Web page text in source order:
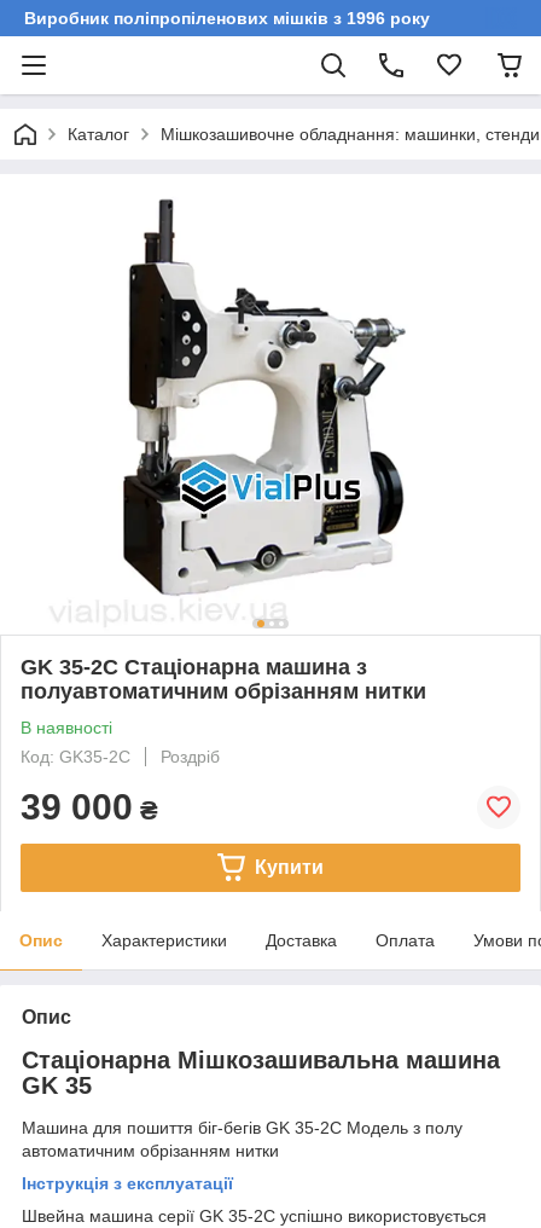
Виробник поліпропіленових мішків з 1996 року
Каталог Мішкозашивочне обладнання: машинки,
GK 35-2C Стаціонарна машина з
полуавтоматичним обрізанням нитки
В наявності
Код: GK35-2C
Роздріб
39 000 ₴
Купити
Опис Характеристики Доставка Оплата Умови
Опис
Стаціонарна Мішкозашивальна машина
GK 35
Машина для пошиття біг-бегів GK 35-2C Модель з полу
автоматичним обрізанням нитки
Інструкція з експлуатації
Швейна машина серії GK 35-2C успішно використовується